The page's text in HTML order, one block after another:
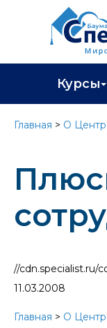
Курсы
Каталог
Главная > О
//cdn.specialist.ru/
11.03.2008
Главная > О